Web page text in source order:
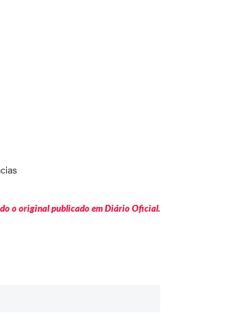
o original publicado em Diário Oficial.